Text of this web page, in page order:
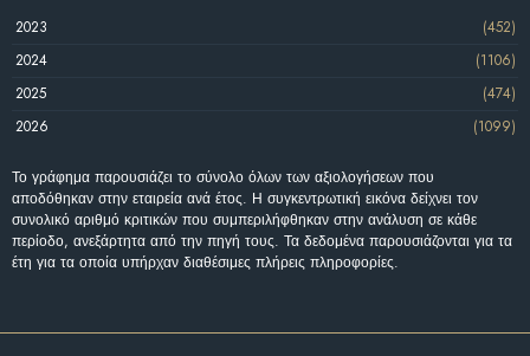
2023
(452)
2024
(1106)
2025
(474)
2026
(1099)
Το γράφημα παρουσιάζει το σύνολο όλων των αξιολογήσεων που
αποδόθηκαν στην εταιρεία ανά έτος. Η συγκεντρωτική εικόνα δείχνει τον
συνολικό αριθμό κριτικών που συμπεριλήφθηκαν στην ανάλυση σε κάθε
περίοδο, ανεξάρτητα από την πηγή τους. Τα δεδομένα παρουσιάζονται για τα
έτη για τα οποία υπήρχαν διαθέσιμες πλήρεις πληροφορίες.